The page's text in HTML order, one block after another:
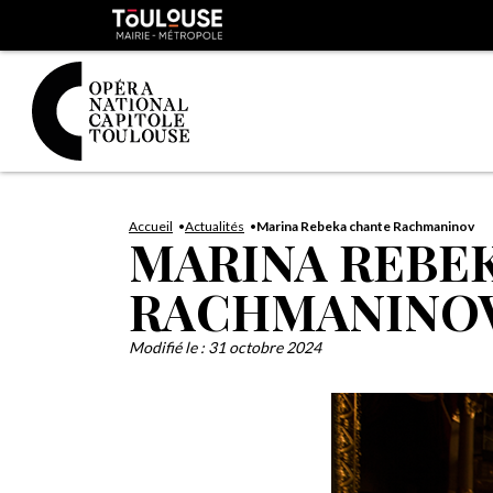
Panneau de gestion des cookies
contenu
principal
la
Toulouse
métropole
Accueil Actualités Marina Rebeka chante Rachmaninov
MARINA
Modifié le : 31 octobre 2024